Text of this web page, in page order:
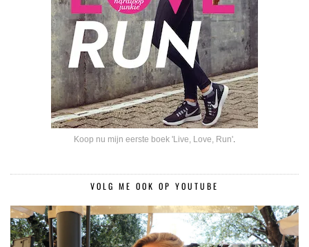
Koop nu mijn eerste boek 'Live, Love, Run'.
VOLG ME OOK OP YOUTUBE